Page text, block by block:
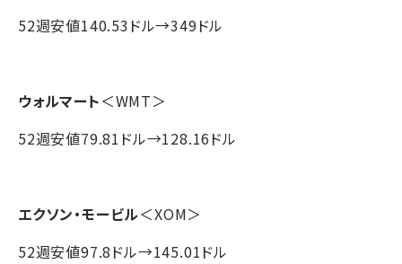
52週安値140.53ドル→349ドル
ウォルマート＜WMT＞
52週安値79.81ドル→128.16ドル
エクソン・モービル＜XOM＞
52週安値97.8ドル→145.01ドル